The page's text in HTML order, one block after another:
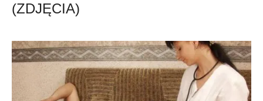
(ZDJĘCIA)